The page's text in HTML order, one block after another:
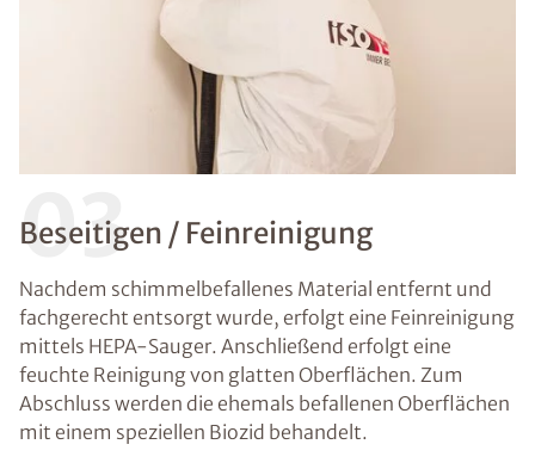
03
Beseitigen / Feinreinigung
Nachdem schimmelbefallenes Material entfernt und
fachgerecht entsorgt wurde, erfolgt eine Feinreinigung
mittels HEPA-Sauger. Anschließend erfolgt eine
feuchte Reinigung von glatten Oberflächen. Zum
Abschluss werden die ehemals befallenen Oberflächen
mit einem speziellen Biozid behandelt.